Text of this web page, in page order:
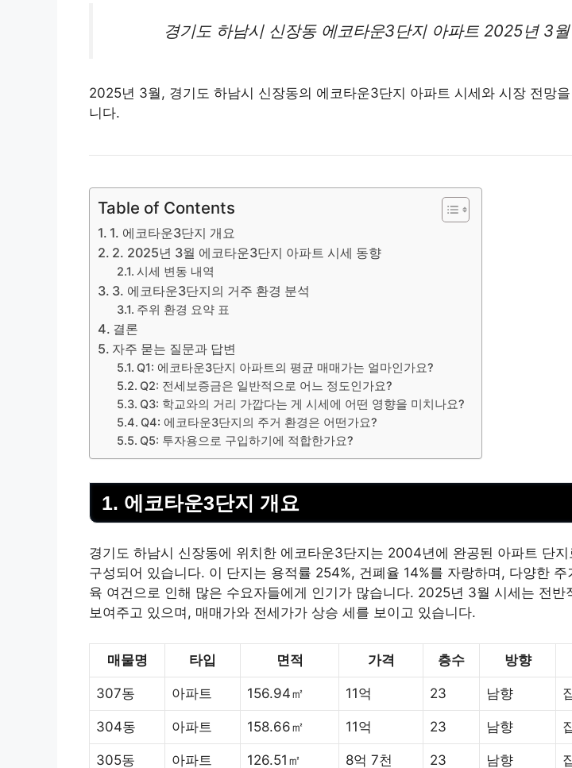
경기도 하남시 신장동 에코타운3단지 아파트 2025년 3
2025년 3월, 경기도 하남시 신장동의 에코타운3단지 아파트 시세와 시장 전망
니다.
Table of Contents
1. 에코타운3단지 개요
2. 2025년 3월 에코타운3단지 아파트 시세 동향
시세 변동 내역
3. 에코타운3단지의 거주 환경 분석
주위 환경 요약 표
결론
자주 묻는 질문과 답변
Q1: 에코타운3단지 아파트의 평균 매매가는 얼마인가요?
Q2: 전세보증금은 일반적으로 어느 정도인가요?
Q3: 학교와의 거리 가깝다는 게 시세에 어떤 영향을 미치나요?
Q4: 에코타운3단지의 주거 환경은 어떤가요?
Q5: 투자용으로 구입하기에 적합한가요?
1. 에코타운3단지 개요
경기도 하남시 신장동에 위치한 에코타운3단지는 2004년에 완공된 아파트 단
구성되어 있습니다. 이 단지는 용적률 254%, 건폐율 14%를 자랑하며, 다양한 주
육 여건으로 인해 많은 수요자들에게 인기가 많습니다. 2025년 3월 시세는 전반
보여주고 있으며, 매매가와 전세가가 상승 세를 보이고 있습니다.
매물명 타입 면적 가격 층수 방향
307동 아파트 156.94㎡ 11억 23 남향
304동 아파트 158.66㎡ 11억 23 남향
305동 아파트 126.51㎡ 8억 7천 23 남향